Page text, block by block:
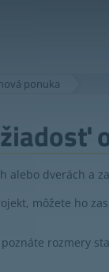
ponuka
alebo dverách a
môžete ho
rozmery